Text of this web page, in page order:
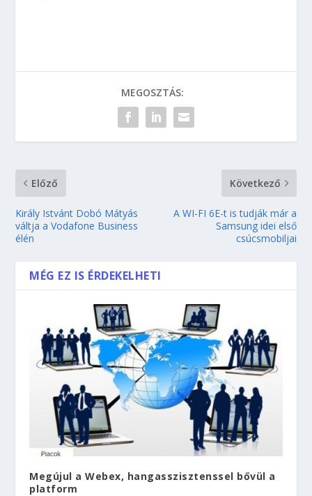
MEGOSZTÁS:
Előző
Király Istvánt Dobó Mátyás
váltja a Vodafone Business
élén
Következő
A WI-FI 6E-t is tudják már a
Samsung idei első
csúcsmobiljai
MÉG EZ IS ÉRDEKELHETI
Megújul a Webex, hangasszisztenssel bővül a
platform